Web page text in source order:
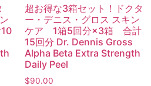
超お得な3箱セット！ドクタ
ー・デニス・グロス スキン
ケア 1箱5回分×3箱 合計
15回分 Dr. Dennis Gross
Alpha Beta Extra Strength
Daily Peel
$90.00